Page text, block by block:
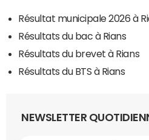
Résultat municipale 2026 à
Résultats du bac à Rians
Résultats du brevet à Rians
Résultats du BTS à Rians
NEWSLETTER